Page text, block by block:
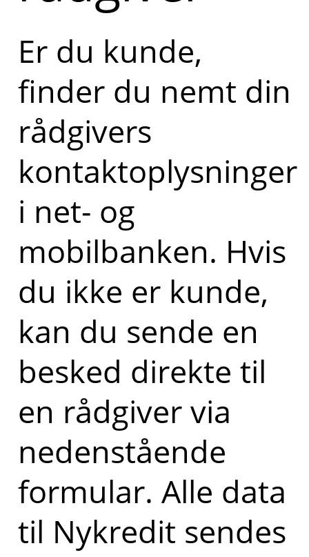
Er du kunde,
finder du nemt din
rådgivers
kontaktoplysninger
i net- og
mobilbanken. Hvis
du ikke er kunde,
kan du sende en
besked direkte til
en rådgiver via
nedenstående
formular. Alle data
til Nykredit sendes